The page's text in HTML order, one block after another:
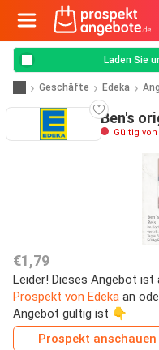
Laden Sie
Geschäfte Edeka
Ben's
Gültig von
€1,79
Leider! Dieses Angebot ist
Prospekt von Edeka an
Angebot gültig ist 👇
Prospekt anschauen